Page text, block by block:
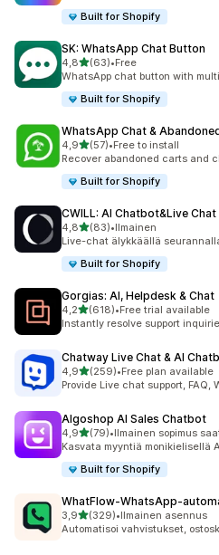
Built for Shopify
SK: WhatsApp Chat Button
4,8/ 5 tähteä
(63)
63 arvostelua yhteensä
•Free
WhatsApp chat button with
Built for Shopify
WhatsApp Chat &
4,9/ 5 tähteä
(57)
57 arvostelua yhteensä
•Free to install
Recover abandoned carts and
Built for Shopify
CWILL: AI Chatbot&Live Chat
4,8/ 5 tähteä
(83)
83 arvostelua yhteensä
•Ilmainen
Live-chat älykkäällä
Built for Shopify
Gorgias: AI, Helpdesk & Chat
4,2/ 5 tähteä
(618)
618 arvostelua yhteensä
•Free trial available
Instantly resolve support
Chatway Live Chat & AI
4,9/ 5 tähteä
(259)
259 arvostelua yhteensä
•Free plan available
Provide Live chat support,
Algoshop AI Sales Chatbot
4,9/ 5 tähteä
(79)
79 arvostelua yhteensä
•Ilmainen sopimus
Kasvata myyntiä monikielisellä
Built for Shopify
3,9/ 5 tähteä
(329)
329 arvostelua yhteensä
•Ilmainen asennus
Automatisoi vahvistukset,